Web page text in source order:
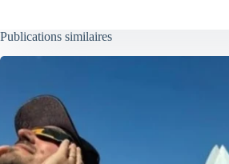
Publications similaires